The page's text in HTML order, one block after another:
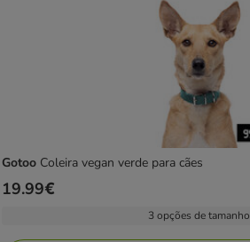
Gotoo Coleira vegan verde para cães
Preço
19.99€
3 opções de tamanho